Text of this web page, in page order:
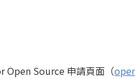
Open Source 申請頁面（